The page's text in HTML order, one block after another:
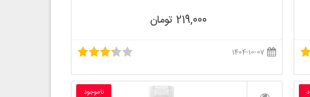
219,000 تومان
ناموجود